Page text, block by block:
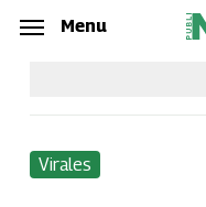
Skip
content
Menu
Virales
Menu